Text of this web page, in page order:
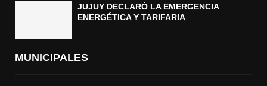
JUJUY DECLARÓ LA EMERGENCIA
ENERGÉTICA Y TARIFARIA
MUNICIPALES